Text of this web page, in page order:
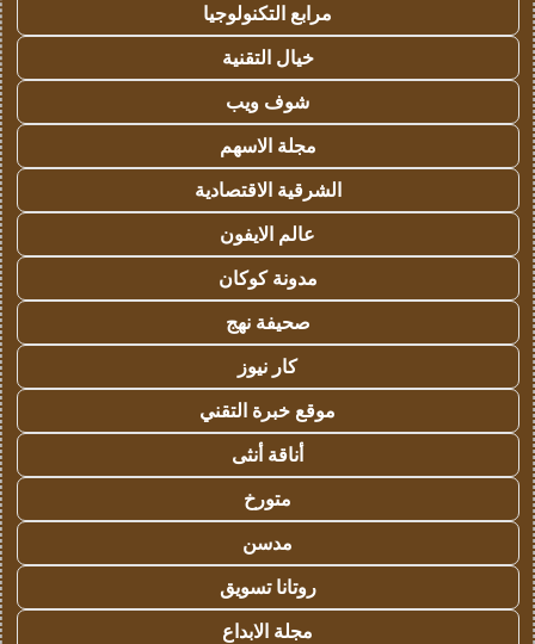
مرابع التكنولوجيا
خيال التقنية
شوف ويب
مجلة الاسهم
الشرقية الاقتصادية
عالم الايفون
مدونة كوكان
صحيفة نهج
كار نيوز
موقع خبرة التقني
أناقة أنثى
متورخ
مدسن
روتانا تسويق
مجلة الابداع